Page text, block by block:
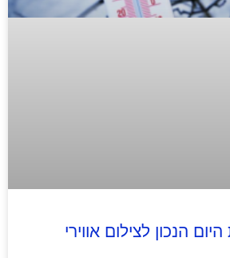
הנכון לצילום אווירי